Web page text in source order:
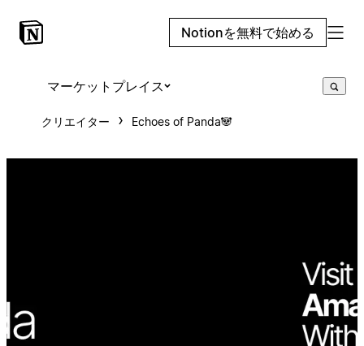
Notionを無料で始める
マーケットプレイス
クリエイター Echoes of Panda🐼